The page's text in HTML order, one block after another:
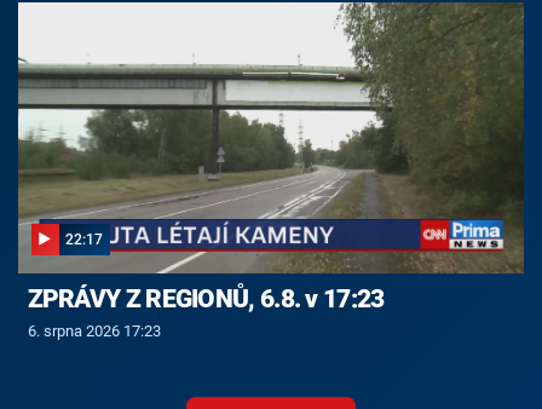
22:17
ZPRÁVY Z REGIONŮ, 6.8. v 17:23
6. srpna 2026 17:23